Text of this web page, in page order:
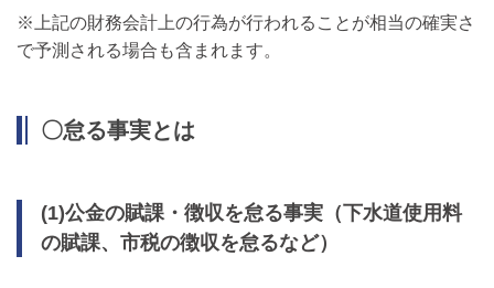
※上記の財務会計上の行為が行われることが相当の確実さ
で予測される場合も含まれます。
〇怠る事実とは
(1)公金の賦課・徴収を怠る事実（下水道使用料
の賦課、市税の徴収を怠るなど）